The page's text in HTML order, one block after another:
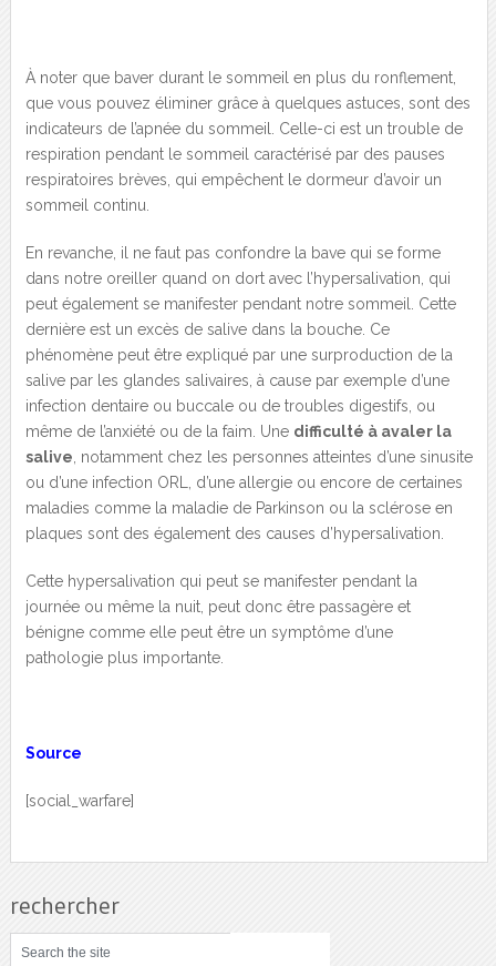
À noter que baver durant le sommeil en plus du ronflement,
que vous pouvez éliminer grâce à quelques astuces, sont des
indicateurs de l’apnée du sommeil. Celle-ci est un trouble de
respiration pendant le sommeil caractérisé par des pauses
respiratoires brèves, qui empêchent le dormeur d’avoir un
sommeil continu.
En revanche, il ne faut pas confondre la bave qui se forme
dans notre oreiller quand on dort avec l’hypersalivation, qui
peut également se manifester pendant notre sommeil. Cette
dernière est un excès de salive dans la bouche. Ce
phénomène peut être expliqué par une surproduction de la
salive par les glandes salivaires, à cause par exemple d’une
infection dentaire ou buccale ou de troubles digestifs, ou
même de l’anxiété ou de la faim. Une difficulté à avaler la
salive , notamment chez les personnes atteintes d’une sinusite
ou d’une infection ORL, d’une allergie ou encore de certaines
maladies comme la maladie de Parkinson ou la sclérose en
plaques sont des également des causes d’hypersalivation.
Cette hypersalivation qui peut se manifester pendant la
journée ou même la nuit, peut donc être passagère et
bénigne comme elle peut être un symptôme d’une
pathologie plus importante.
Source
[social_warfare]
rechercher